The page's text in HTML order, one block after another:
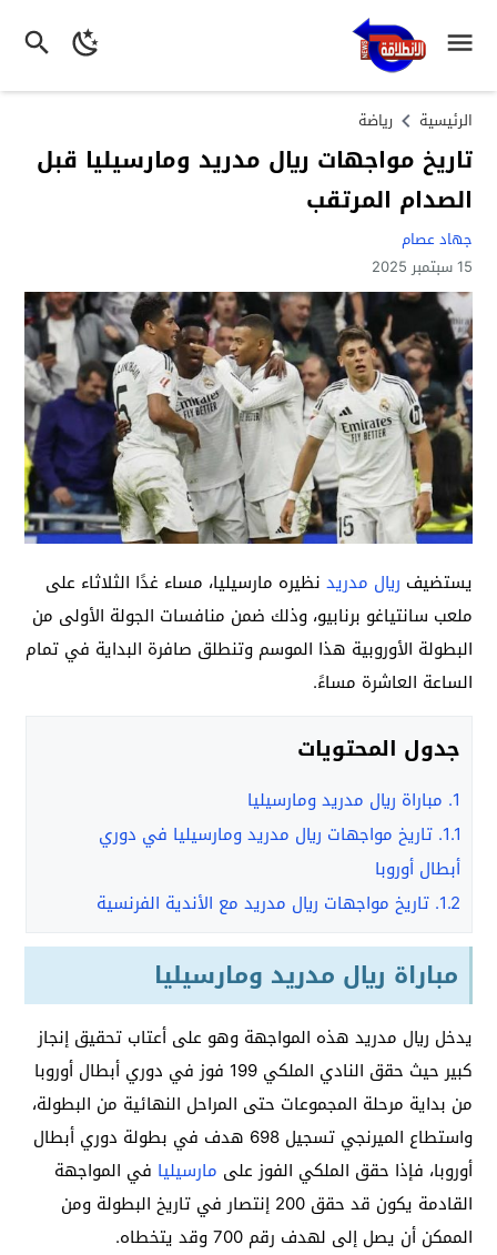
الرئيسية رياضة
تاريخ مواجهات ريال مدريد ومارسيليا قبل
الصدام المرتقب
جهاد عصام
15 سبتمبر 2025
يستضيف ريال مدريد نظيره مارسيليا، مساء غدًا الثلاثاء على
ملعب سانتياغو برنابيو، وذلك ضمن منافسات الجولة الأولى من
البطولة الأوروبية هذا الموسم وتنطلق صافرة البداية في تمام
الساعة العاشرة مساءً.
جدول المحتويات
1. مباراة ريال مدريد ومارسيليا
1.1. تاريخ مواجهات ريال مدريد ومارسيليا في دوري
أبطال أوروبا
1.2. تاريخ مواجهات ريال مدريد مع الأندية الفرنسية
مباراة ريال مدريد ومارسيليا
يدخل ريال مدريد هذه المواجهة وهو على أعتاب تحقيق إنجاز
كبير حيث حقق النادي الملكي 199 فوز في دوري أبطال أوروبا
من بداية مرحلة المجموعات حتى المراحل النهائية من البطولة،
واستطاع الميرنجي تسجيل 698 هدف في بطولة دوري أبطال
أوروبا، فإذا حقق الملكي الفوز على مارسيليا في المواجهة
القادمة يكون قد حقق 200 إنتصار في تاريخ البطولة ومن
الممكن أن يصل إلى لهدف رقم 700 وقد يتخطاه.